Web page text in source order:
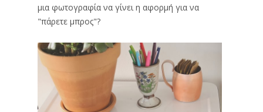
μια φωτογραφία να γίνει η αφορμή για να
"πάρετε μπρος"?